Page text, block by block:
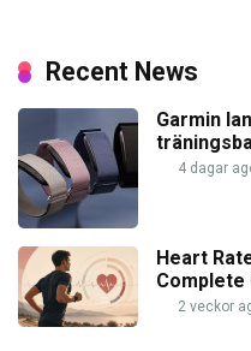
Recent News
Garmin
4 dagar
Heart
Complete
2 veckor